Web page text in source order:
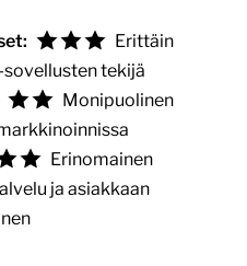
Erittäin
tekijä
Monipuolinen
Erinomainen
ja asiakkaan